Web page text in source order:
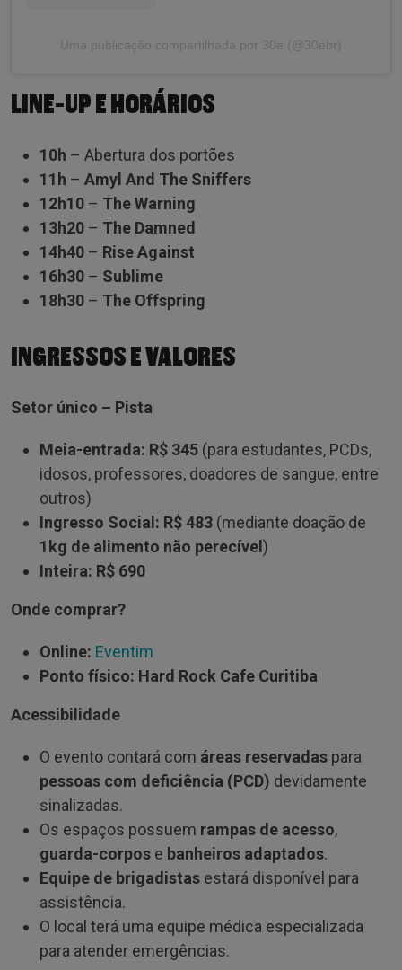
Uma publicação compartilhada por 30e (@30ebr)
LINE-UP E HORÁRIOS
10h – Abertura dos portões
11h – Amyl And The Sniffers
12h10 – The Warning
13h20 – The Damned
14h40 – Rise Against
16h30 – Sublime
18h30 – The Offspring
INGRESSOS E VALORES
Setor único – Pista
Meia-entrada: R$ 345 (para estudantes, PCDs,
idosos, professores, doadores de sangue, entre
outros)
Ingresso Social: R$ 483 (mediante doação de
1kg de alimento não perecível )
Inteira: R$ 690
Onde comprar?
Online: Eventim
Ponto físico: Hard Rock Cafe Curitiba
Acessibilidade
O evento contará com áreas reservadas para
pessoas com deficiência (PCD) devidamente
sinalizadas.
Os espaços possuem rampas de acesso,
guarda-corpos e banheiros adaptados.
Equipe de brigadistas estará disponível para
assistência.
O local terá uma equipe médica especializada
para atender emergências.